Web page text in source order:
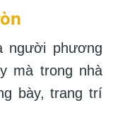
người phương
mà trong nhà
bày, trang trí